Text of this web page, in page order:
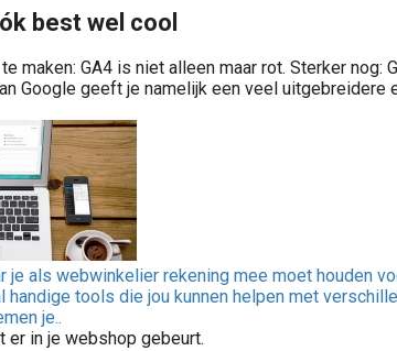
best wel cool
maken: GA4 is niet alleen maar rot. Sterker nog:
Google geeft je namelijk een veel uitgebreidere
je als webwinkelier rekening mee moet houden
handige tools die jou kunnen helpen met
je..
er in je webshop gebeurt.